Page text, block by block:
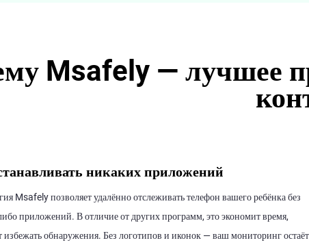
Msafely — лучшее
никаких приложений
Msafely позволяет удалённо отслеживать телефон вашего ребёнка без
приложений. В отличие от других программ, это экономит время,
избежать обнаружения. Без логотипов и иконок — ваш мониторинг